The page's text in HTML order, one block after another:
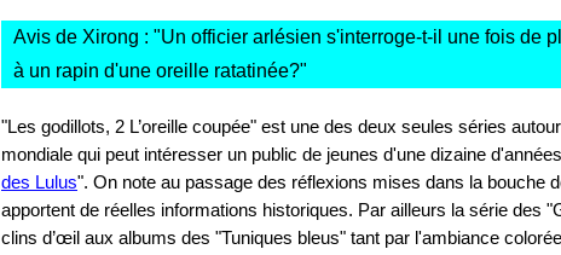
Avis de Xirong : "Un officier arlésien s'interroge-t-il une fois de
à un rapin d'une oreille ratatinée?"
"Les godillots, 2 L’oreille coupée" est une des deux seules séries
mondiale qui peut intéresser un public de jeunes d'une dizaine
des Lulus". On note au passage des réflexions mises dans la bouche
apportent de réelles informations historiques. Par ailleurs la série des
clins d’œil aux albums des "Tuniques bleus" tant par l'ambiance